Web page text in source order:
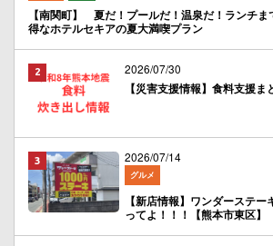
【南関町】 夏だ！プールだ！温泉だ！ランチま
得なホテルセキアの夏大満喫プラン
2026/07/30
【災害支援情報】食料支援ま
2026/07/14
グルメ
【新店情報】ワンダーステ
ってよ！！！【熊本市東区】